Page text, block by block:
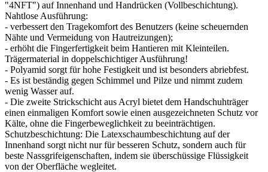
"4NFT") auf Innenhand und Handrücken (Vollbeschichtung).
Nahtlose Ausführung:
- verbessert den Tragekomfort des Benutzers (keine scheuernden
Nähte und Vermeidung von Hautreizungen);
- erhöht die Fingerfertigkeit beim Hantieren mit Kleinteilen.
Trägermaterial in doppelschichtiger Ausführung!
- Polyamid sorgt für hohe Festigkeit und ist besonders abriebfest.
- Es ist beständig gegen Schimmel und Pilze und nimmt zudem
wenig Wasser auf.
- Die zweite Strickschicht aus Acryl bietet dem Handschuhträger
einen einmaligen Komfort sowie einen ausgezeichneten Schutz vor
Kälte, ohne die Fingerbeweglichkeit zu beeinträchtigen.
Schutzbeschichtung: Die Latexschaumbeschichtung auf der
Innenhand sorgt nicht nur für besseren Schutz, sondern auch für
beste Nassgrifeigenschaften, indem sie überschüssige Flüssigkeit
von der Oberfläche wegleitet.